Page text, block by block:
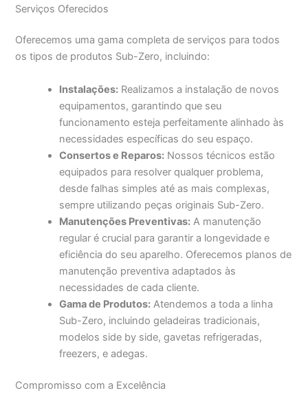
Serviços Oferecidos
Oferecemos uma gama completa de serviços para todos
os tipos de produtos Sub-Zero, incluindo:
Instalações: Realizamos a instalação de novos
equipamentos, garantindo que seu
funcionamento esteja perfeitamente alinhado às
necessidades específicas do seu espaço.
Consertos e Reparos: Nossos técnicos estão
equipados para resolver qualquer problema,
desde falhas simples até as mais complexas,
sempre utilizando peças originais Sub-Zero.
Manutenções Preventivas: A manutenção
regular é crucial para garantir a longevidade e
eficiência do seu aparelho. Oferecemos planos de
manutenção preventiva adaptados às
necessidades de cada cliente.
Gama de Produtos: Atendemos a toda a linha
Sub-Zero, incluindo geladeiras tradicionais,
modelos side by side, gavetas refrigeradas,
freezers, e adegas.
Compromisso com a Excelência